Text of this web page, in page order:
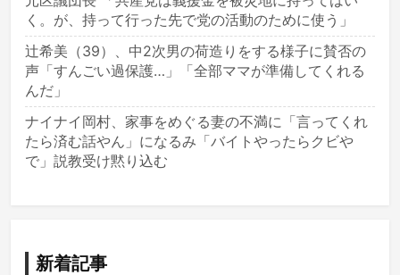
く。が、持って行った先で党の活動のために使う」
辻希美（39）、中2次男の荷造りをする様子に賛否の
声「すんごい過保護…」「全部ママが準備してくれる
んだ」
ナイナイ岡村、家事をめぐる妻の不満に「言ってくれ
たら済む話やん」になるみ「バイトやったらクビや
で」説教受け黙り込む
新着記事